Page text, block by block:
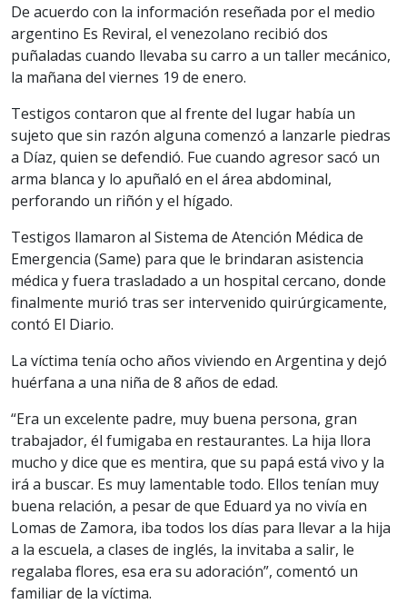
De acuerdo con la información reseñada por el medio
argentino Es Reviral, el venezolano recibió dos
puñaladas cuando llevaba su carro a un taller mecánico,
la mañana del viernes 19 de enero.
Testigos contaron que al frente del lugar había un
sujeto que sin razón alguna comenzó a lanzarle piedras
a Díaz, quien se defendió. Fue cuando agresor sacó un
arma blanca y lo apuñaló en el área abdominal,
perforando un riñón y el hígado.
Testigos llamaron al Sistema de Atención Médica de
Emergencia (Same) para que le brindaran asistencia
médica y fuera trasladado a un hospital cercano, donde
finalmente murió tras ser intervenido quirúrgicamente,
contó El Diario.
La víctima tenía ocho años viviendo en Argentina y dejó
huérfana a una niña de 8 años de edad.
“Era un excelente padre, muy buena persona, gran
trabajador, él fumigaba en restaurantes. La hija llora
mucho y dice que es mentira, que su papá está vivo y la
irá a buscar. Es muy lamentable todo. Ellos tenían muy
buena relación, a pesar de que Eduard ya no vivía en
Lomas de Zamora, iba todos los días para llevar a la hija
a la escuela, a clases de inglés, la invitaba a salir, le
regalaba flores, esa era su adoración”, comentó un
familiar de la víctima.